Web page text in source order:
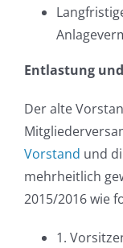
Entlastung
Der alte
Vorstand und
mehrheitlich
2015/2016 wie
1.